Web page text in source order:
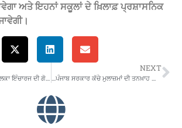
ਅਤੇ ਇਹਨਾਂ ਸਕੂਲਾਂ ਦੇ ਖ਼ਿਲਾਫ਼ ਪ੍ਰਸ਼ਾਸਨਿਕ
ਆਮ ਆਦਮੀ ਪਾਰਟੀ ਦੇ ਹਲਕਾ ਇੰਚਾਰਜ ਦੀ ਗੋਲੀਆਂ ਮਾਰ ਕੇ ਕੀਤੀ ਹੱਤਿਆ
NEXT
…ਪੰਜਾਬ ਸਰਕਾਰ ਕੱਚੇ ਮੁਲਾਜ਼ਮਾਂ ਦੀ ਤਨਖ਼ਾਹ ਵਿੱਚੋਂ ਵਿਕਾਸ ਦੇ ਨਾਂ ‘ਤੇ ਕਰੇਗੀ ਕਟੌਤੀ